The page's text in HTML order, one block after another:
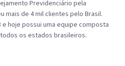
Previdenciário pela
mais de 4 mil clientes pelo Brasil.
hoje possui uma equipe composta
os estados brasileiros.